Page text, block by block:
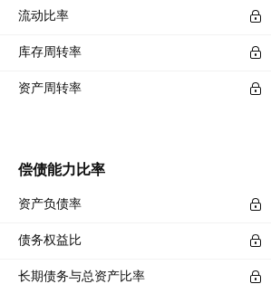
流动比率
库存周转率
资产周转率
偿债能力比率
资产负债率
债务权益比
长期债务与总资产比率